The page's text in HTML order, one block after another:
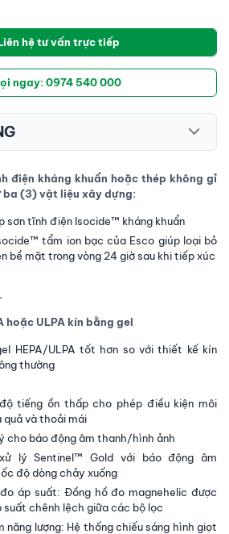
hệ tư vấn trực tiếp
ngay: 0974 540 000
điện kháng khuẩn hoặc thép không gỉ
ba (3) vật liệu xây dựng:
sơn tĩnh điện Isocide™ kháng khuẩn
tẩm ion bạc của Esco giúp loại bỏ
bề mặt trong vòng 24 giờ sau khi tiếp xúc
hoặc ULPA kín bằng gel
HEPA/ULPA tốt hơn so với thiết kế kín
thường
tiếng ồn thấp cho phép điều kiện môi
quả và thoải mái
cho báo động âm thanh/hình ảnh
lý Sentinel™ Gold với báo động âm
độ dòng chảy xuống
áp suất: Đồng hồ đo magnehelic được
suất chênh lệch giữa các bộ lọc
năng lượng: Hệ thống chiếu sáng hình giọt